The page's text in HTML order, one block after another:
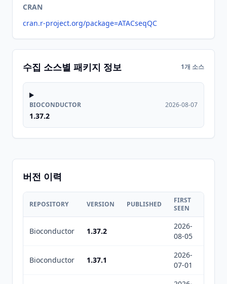
CRAN
cran.r-project.org/package=ATACseqQC
수집 소스별 패키지 정보 1개 소스
BIOCONDUCTOR
1.37.2
2026-08-07
버전 이력
REPOSITORY VERSION PUBLISHED
FIRST
SEEN
Bioconductor 1.37.2
2026-
08-05
Bioconductor 1.37.1
2026-
07-01